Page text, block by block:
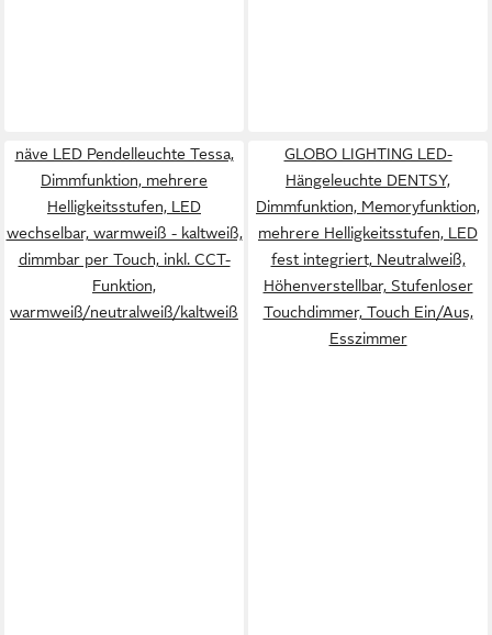
näve LED Pendelleuchte Tessa,
Dimmfunktion, mehrere
Helligkeitsstufen, LED
wechselbar, warmweiß - kaltweiß,
dimmbar per Touch, inkl. CCT-
Funktion,
warmweiß/neutralweiß/kaltweiß
GLOBO LIGHTING LED-
Hängeleuchte DENTSY,
Dimmfunktion, Memoryfunktion,
mehrere Helligkeitsstufen, LED
fest integriert, Neutralweiß,
Höhenverstellbar, Stufenloser
Touchdimmer, Touch Ein/Aus,
Esszimmer